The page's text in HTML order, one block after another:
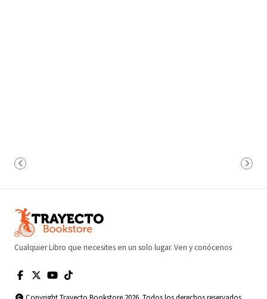
Cualquier Libro que necesites en un solo lugar. Ven y conócenos